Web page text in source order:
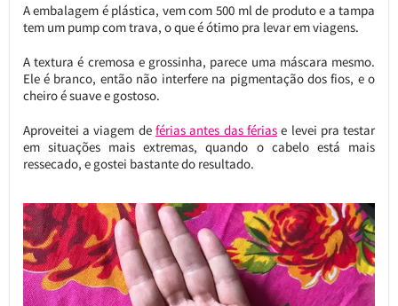
A embalagem é plástica, vem com 500 ml de produto e a tampa
tem um pump com trava, o que é ótimo pra levar em viagens.
A textura é cremosa e grossinha, parece uma máscara mesmo.
Ele é branco, então não interfere na pigmentação dos fios, e o
cheiro é suave e gostoso.
Aproveitei a viagem de férias antes das férias e levei pra testar
em situações mais extremas, quando o cabelo está mais
ressecado, e gostei bastante do resultado.